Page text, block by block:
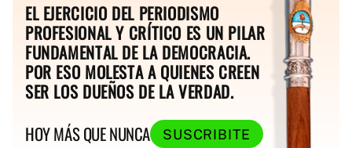
EL EJERCICIO DEL PERIODISMO
PROFESIONAL Y CRÍTICO ES UN PILAR
FUNDAMENTAL DE LA DEMOCRACIA.
POR ESO MOLESTA A QUIENES CREEN
SER LOS DUEÑOS DE LA VERDAD.
HOY MÁS QUE NUNCA
SUSCRIBITE